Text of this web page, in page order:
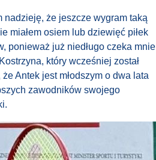
nadzieję, że jeszcze wygram taką
miałem osiem lub dziewięć piłek
ponieważ już niedługo czeka mnie
który wcześniej został
Antek jest młodszym o dwa lata
zawodników swojego